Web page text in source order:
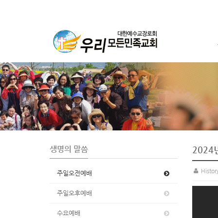
S
u
b
P
r
o
m
생명의 말씀
주일오전예배
주일오후예배
수요예배
2024